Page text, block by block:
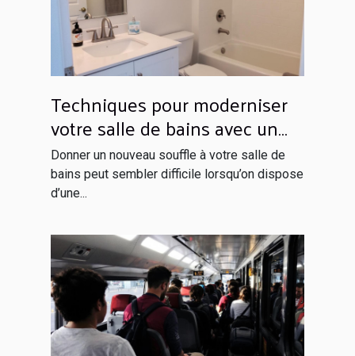
Techniques pour moderniser
votre salle de bains avec un
budget limité
Donner un nouveau souffle à votre salle de
bains peut sembler difficile lorsqu’on dispose
d’une...